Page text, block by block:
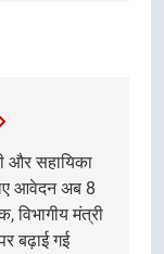
और सहायिका
आवेदन अब 8
विभागीय मंत्री
बढ़ाई गई